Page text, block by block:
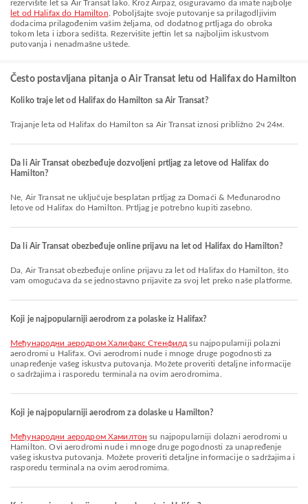
rezervišite let sa Air Transat lako. Kroz Airpaz, osiguravamo da imate najbolje
let od Halifax do Hamilton . Poboljšajte svoje putovanje sa prilagodljivim
dodacima prilagođenim vašim željama, od dodatnog prtljaga do obroka
tokom leta i izbora sedišta. Rezervišite jeftin let sa najboljim iskustvom
putovanja i nenadmašne uštede.
Često postavljana pitanja o Air Transat letu od Halifax do Hamilton
Koliko traje let od Halifax do Hamilton sa Air Transat?
Trajanje leta od Halifax do Hamilton sa Air Transat iznosi približno 2ч 24м.
Da li Air Transat obezbeđuje dozvoljeni prtljag za letove od Halifax do
Hamilton?
Ne, Air Transat ne uključuje besplatan prtljag za Domaći & Međunarodno
letove od Halifax do Hamilton. Prtljag je potrebno kupiti zasebno.
Da li Air Transat obezbeđuje online prijavu na let od Halifax do Hamilton?
Da, Air Transat obezbeđuje online prijavu za let od Halifax do Hamilton, što
vam omogućava da se jednostavno prijavite za svoj let preko naše platforme.
Koji je najpopularniji aerodrom za polaske iz Halifax?
Међународни аеродром Халифакс Стенфилд su najpopularniji polazni
aerodromi u Halifax. Ovi aerodromi nude i mnoge druge pogodnosti za
unapređenje vašeg iskustva putovanja. Možete proveriti detaljne informacije
o sadržajima i rasporedu terminala na ovim aerodromima.
Koji je najpopularniji aerodrom za dolaske u Hamilton?
Међународни аеродром Хамилтон su najpopularniji dolazni aerodromi u
Hamilton. Ovi aerodromi nude i mnoge druge pogodnosti za unapređenje
vašeg iskustva putovanja. Možete proveriti detaljne informacije o sadržajima i
rasporedu terminala na ovim aerodromima.